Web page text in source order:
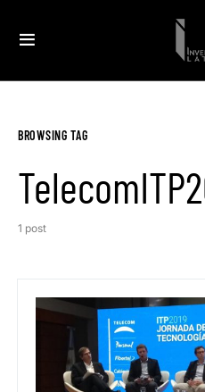
BROWSING TAG
1 post